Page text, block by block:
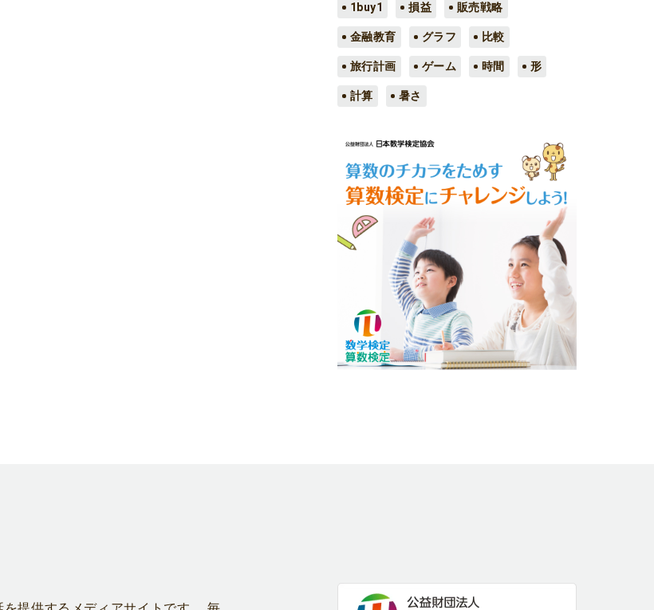
1buy1 損益 販売戦略
金融教育 グラフ 比較
旅行計画 ゲーム 時間 形
計算 暑さ